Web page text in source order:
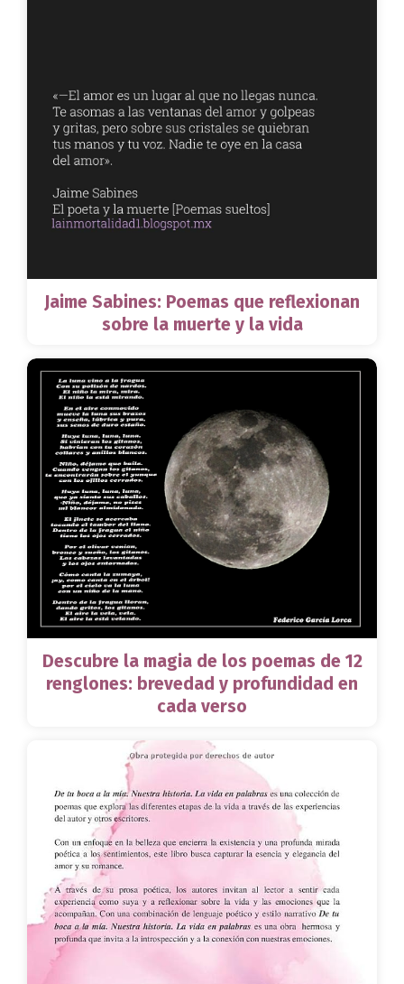
Jaime Sabines: Poemas que reflexionan
sobre la muerte y la vida
Descubre la magia de los poemas de 12
renglones: brevedad y profundidad en
cada verso